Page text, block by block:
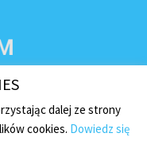
dalej ze strony
cookies. Dowiedz się